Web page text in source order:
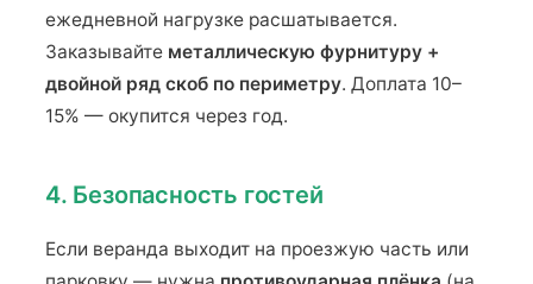
ежедневной нагрузке расшатывается.
Заказывайте металлическую фурнитуру +
двойной ряд скоб по периметру. Доплата 10–
15% — окупится через год.
4. Безопасность гостей
Если веранда выходит на проезжую часть или